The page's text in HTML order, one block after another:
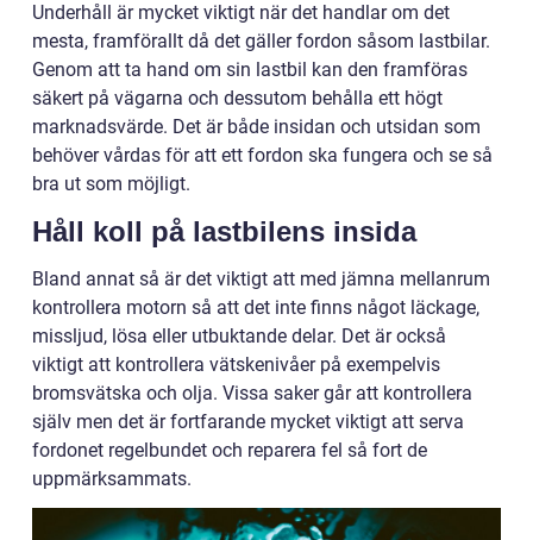
Underhåll är mycket viktigt när det handlar om det
mesta, framförallt då det gäller fordon såsom lastbilar.
Genom att ta hand om sin lastbil kan den framföras
säkert på vägarna och dessutom behålla ett högt
marknadsvärde. Det är både insidan och utsidan som
behöver vårdas för att ett fordon ska fungera och se så
bra ut som möjligt.
Håll koll på lastbilens insida
Bland annat så är det viktigt att med jämna mellanrum
kontrollera motorn så att det inte finns något läckage,
missljud, lösa eller utbuktande delar. Det är också
viktigt att kontrollera vätskenivåer på exempelvis
bromsvätska och olja. Vissa saker går att kontrollera
själv men det är fortfarande mycket viktigt att serva
fordonet regelbundet och reparera fel så fort de
uppmärksammats.